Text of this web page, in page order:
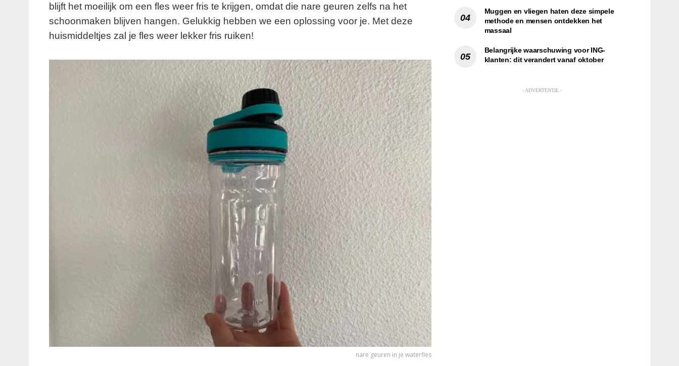
blijft het moeilijk om een fles weer fris te krijgen, omdat die nare geuren zelfs na het
schoonmaken blijven hangen. Gelukkig hebben we een oplossing voor je. Met deze
huismiddeltjes zal je fles weer lekker fris ruiken!
nare geuren in je waterfles
Muggen en vliegen haten deze simpele
methode en mensen ontdekken het
massaal
Belangrijke waarschuwing voor ING-
klanten: dit verandert vanaf oktober
- ADVERTENTIE -